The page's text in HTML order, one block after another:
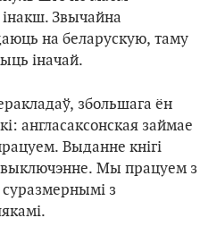
Звычайна
на беларускую, таму
іначай.
збольшага ён
англасаксонская займае
Выданне кнігі
выключэнне. Мы працуем з
суразмернымі з